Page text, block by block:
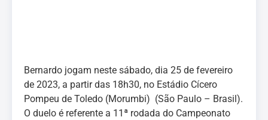
Bernardo jogam neste sábado, dia 25 de fevereiro
de 2023, a partir das 18h30, no Estádio Cícero
Pompeu de Toledo (Morumbi) (São Paulo – Brasil).
O duelo é referente a 11ª rodada do Campeonato